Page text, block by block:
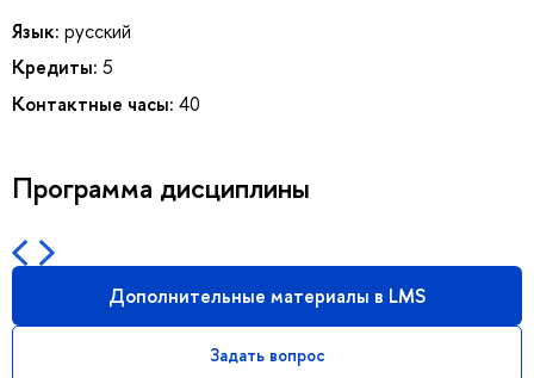
Язык: русский
Кредиты: 5
Контактные часы: 40
Программа дисциплины
Дополнительные материалы в LMS
Задать вопрос